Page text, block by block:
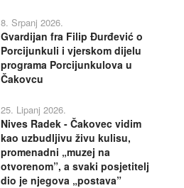
8. Srpanj 2026.
Gvardijan fra Filip Đurđević o
Porcijunkuli i vjerskom dijelu
programa Porcijunkulova u
Čakovcu
25. Lipanj 2026.
Nives Radek - Čakovec vidim
kao uzbudljivu živu kulisu,
promenadni „muzej na
otvorenom”, a svaki posjetitelj
dio je njegova „postava”